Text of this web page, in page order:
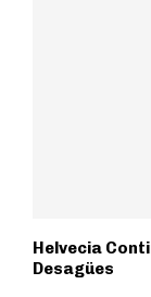
Helvecia
Desagües